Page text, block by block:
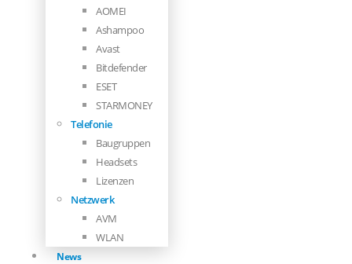
AOMEI
Ashampoo
Avast
Bitdefender
ESET
STARMONEY
Telefonie
Baugruppen
Headsets
Lizenzen
Netzwerk
AVM
WLAN
News